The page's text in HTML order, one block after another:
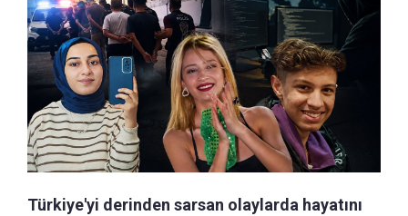
Türkiye'yi derinden sarsan olaylarda hayatını